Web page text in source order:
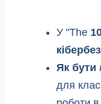
У "The
Як бути
для